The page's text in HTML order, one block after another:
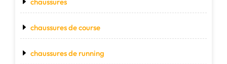
chaussures de course
chaussures de running